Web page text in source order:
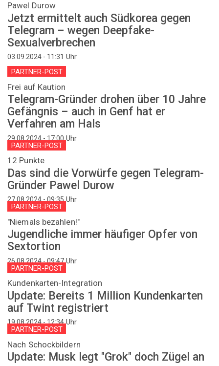
Pawel Durow
Jetzt ermittelt auch Südkorea gegen
Telegram – wegen Deepfake-
Sexualverbrechen
03.09.2024 - 11:31 Uhr
PARTNER-POST
Frei auf Kaution
Telegram-Gründer drohen über 10 Jahre
Gefängnis – auch in Genf hat er
Verfahren am Hals
29.08.2024 - 17:00Uhr
PARTNER-POST
12 Punkte
Das sind die Vorwürfe gegen Telegram-
Gründer Pawel Durow
27.08.2024 - 09:35Uhr
PARTNER-POST
"Niemals bezahlen!"
Jugendliche immer häufiger Opfer von
Sextortion
26.08.2024 - 09:47Uhr
PARTNER-POST
Kundenkarten-Integration
Update: Bereits 1 Million Kundenkarten
auf Twint registriert
19.08.2024 - 12:34Uhr
PARTNER-POST
Nach Schockbildern
Update: Musk legt "Grok" doch Zügel an